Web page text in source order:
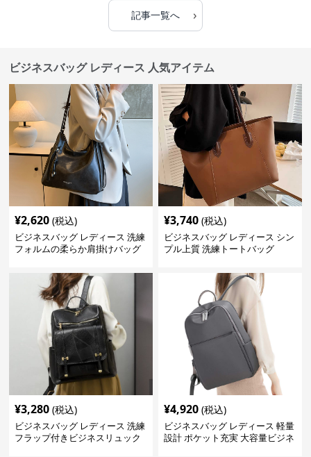
記事一覧へ ›
ビジネスバッグ レディース 人気アイテム
¥2,620 (税込)
ビジネスバッグ レディース 洗練
フォルムの柔らか肩掛けバッグ
¥3,740 (税込)
ビジネスバッグ レディース シン
プル上質 洗練トートバッグ
¥3,280 (税込)
ビジネスバッグ レディース 洗練
フラップ付きビジネスリュック
¥4,920 (税込)
ビジネスバッグ レディース 軽量
設計 ポケット充実 大容量ビジネ